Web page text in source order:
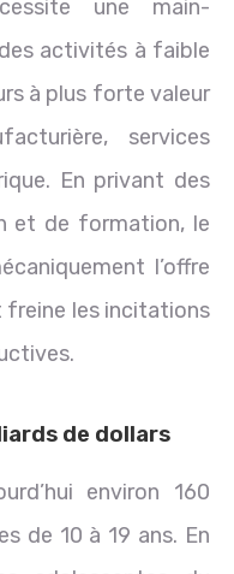
une main-
activités à faible
à plus forte valeur
services
En privant des
et de formation, le
l’offre
freine les incitations
de dollars
environ 160
de 10 à 19 ans. En